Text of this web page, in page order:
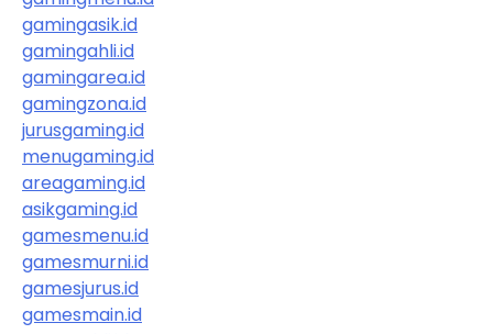
gamingasik.id
gamingahli.id
gamingarea.id
gamingzona.id
jurusgaming.id
menugaming.id
areagaming.id
asikgaming.id
gamesmenu.id
gamesmurni.id
gamesjurus.id
gamesmain.id